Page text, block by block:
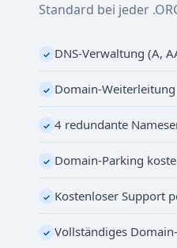
Standard bei jeder
✓ DNS-Verwaltung (A,
✓ Domain-
✓ 4 redundante
✓ Domain-Parking
✓ Kostenloser Support
✓ Vollständiges